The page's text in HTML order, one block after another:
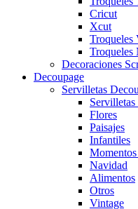
Cricut
Xcut
Troqueles
Troqueles
Decoraciones
Decoupage
Servilletas
Flores
Paisajes
Infantiles
Navidad
Alimentos
Otros
Vintage